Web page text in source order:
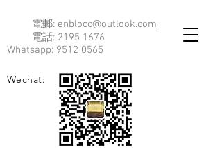
電郵: enblocc@outlook.com
電話: 2195 1676
Whatsapp: 9512 0565
Wechat: